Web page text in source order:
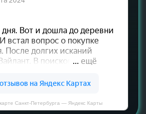
Санкт‑Петербурга — Яндекс Карты